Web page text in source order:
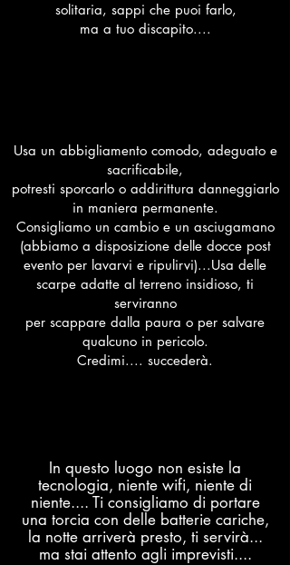
solitaria, sappi che puoi farlo,
ma a tuo discapito....
Usa un abbigliamento comodo, adeguato e
sacrificabile,
potresti sporcarlo o addirittura danneggiarlo
in maniera permanente.
Consigliamo un cambio e un asciugamano
(abbiamo a disposizione delle docce post
evento per lavarvi e ripulirvi)...Usa delle
scarpe adatte al terreno insidioso, ti
serviranno
per scappare dalla paura o per salvare
qualcuno in pericolo.
Credimi.... succederà.
In questo luogo non esiste la
tecnologia, niente wifi, niente di
niente.... Ti consigliamo di portare
una torcia con delle batterie cariche,
la notte arriverà presto, ti servirà...
ma stai attento agli imprevisti....